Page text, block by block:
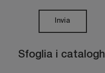
Sfoglia i
Invia